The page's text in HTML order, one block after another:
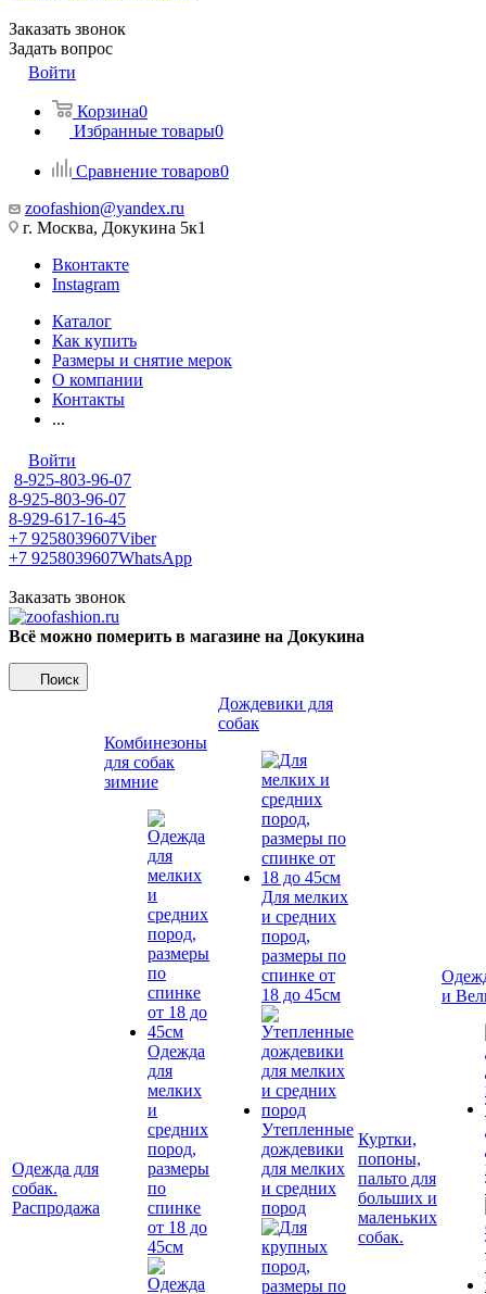
Заказать звонок
Задать вопрос
Войти
Корзина0
Избранные товары0
Сравнение товаров0
zoofashion@yandex.ru
г. Москва, Докукина 5к1
Вконтакте
Instagram
Каталог
Как купить
Размеры и снятие мерок
О компании
Контакты
...
Войти
8-925-803-96-07
8-925-803-96-07
8-929-617-16-45
+7 9258039607Viber
+7 9258039607WhatsApp
Заказать звонок
Всё можно померить в магазине на Докукина
Поиск
Одежда для
собак.
Распродажа
Комбинезоны
для собак
зимние
Одежда
для
мелких
и
средних
пород,
размеры
по
спинке
от 18 до
45см
Дождевики для
собак
Для мелких
и средних
пород,
размеры по
спинке от
18 до 45см
Утепленные
дождевики
для мелких
и средних
пород
Куртки,
попоны,
пальто для
больших и
маленьких
собак.
и